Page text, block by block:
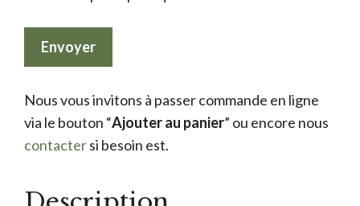
Nous vous invitons à passer commande en ligne
via le bouton “Ajouter au panier” ou encore nous
contactersi besoin est.